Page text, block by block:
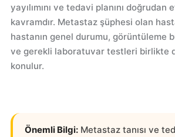
yayılımını ve tedavi planını
kavramdır. Metastaz şüphesi olan
hastanın genel durumu, görüntüleme
ve gerekli laboratuvar testleri birlikte
konulur.
Önemli Bilgi: Metastaz tanısı ve